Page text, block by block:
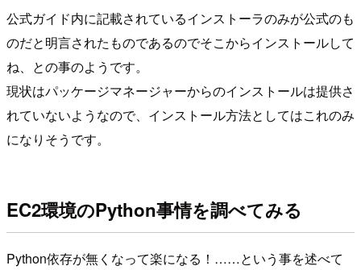
公式ガイド内に記載されているインストーラのみが公式のも
のだと明言されたものであるのでそこからインストールして
ね、との事のようです。
現状はパッケージマネージャーからのインストールは提供さ
れていないようなので、インストール方法としてはこれのみ
になりそうです。
EC2環境のPython事情を調べてみる
Python依存が無くなって楽になる！……という事を述べて